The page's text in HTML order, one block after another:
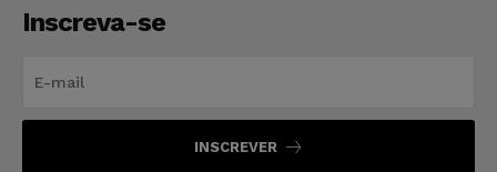
Inscreva-se
INSCREVER